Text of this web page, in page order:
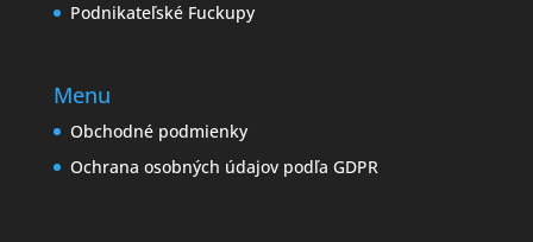
Podnikateľské Fuckupy
Menu
Obchodné podmienky
Ochrana osobných údajov podľa GDPR